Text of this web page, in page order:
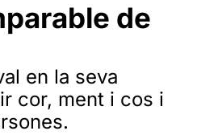
de
en la seva
cor, ment i cos i